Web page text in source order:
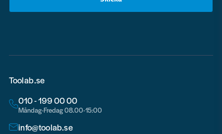
Toolab.se
010 - 199 00 00
Måndag-Fredag 08.00-15:00
info@toolab.se